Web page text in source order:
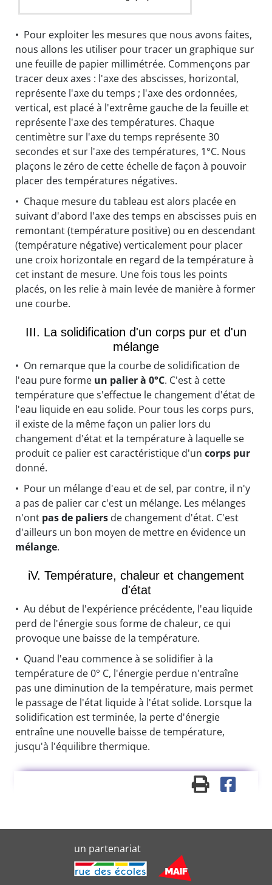
• Pour exploiter les mesures que nous avons faites,
nous allons les utiliser pour tracer un graphique sur
une feuille de papier millimétrée. Commençons par
tracer deux axes : l'axe des abscisses, horizontal,
représente l'axe du temps ; l'axe des ordonnées,
vertical, est placé à l'extrême gauche de la feuille et
représente l'axe des températures. Chaque
centimètre sur l'axe du temps représente 30
secondes et sur l'axe des températures, 1°C. Nous
plaçons le zéro de cette échelle de façon à pouvoir
placer des températures négatives.
• Chaque mesure du tableau est alors placée en
suivant d'abord l'axe des temps en abscisses puis en
remontant (température positive) ou en descendant
(température négative) verticalement pour placer
une croix horizontale en regard de la température à
cet instant de mesure. Une fois tous les points
placés, on les relie à main levée de manière à former
une courbe.
III. La solidification d'un corps pur et d'un
mélange
• On remarque que la courbe de solidification de
l'eau pure forme un palier à 0°C. C'est à cette
température que s'effectue le changement d'état de
l'eau liquide en eau solide. Pour tous les corps purs,
il existe de la même façon un palier lors du
changement d'état et la température à laquelle se
produit ce palier est caractéristique d'un corps pur
donné.
• Pour un mélange d'eau et de sel, par contre, il n'y
a pas de palier car c'est un mélange. Les mélanges
n'ont pas de paliers de changement d'état. C'est
d'ailleurs un bon moyen de mettre en évidence un
mélange.
iV. Température, chaleur et changement
d'état
• Au début de l'expérience précédente, l'eau liquide
perd de l'énergie sous forme de chaleur, ce qui
provoque une baisse de la température.
• Quand l'eau commence à se solidifier à la
température de 0° C, l'énergie perdue n'entraîne
pas une diminution de la température, mais permet
le passage de l'état liquide à l'état solide. Lorsque la
solidification est terminée, la perte d'énergie
entraîne une nouvelle baisse de température,
jusqu'à l'équilibre thermique.
un partenariat